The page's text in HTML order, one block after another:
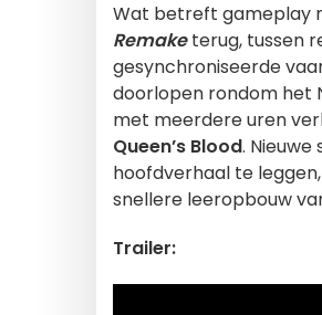
Wat betreft gameplay
Remaketerug, tussen
gesynchroniseerde
doorlopen rondom het
met meerdere uren
Queen’s Blood.
hoofdverhaal te
snellere leeropbouw
Trailer: